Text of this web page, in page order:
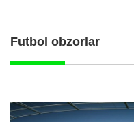
Futbol obzorlar